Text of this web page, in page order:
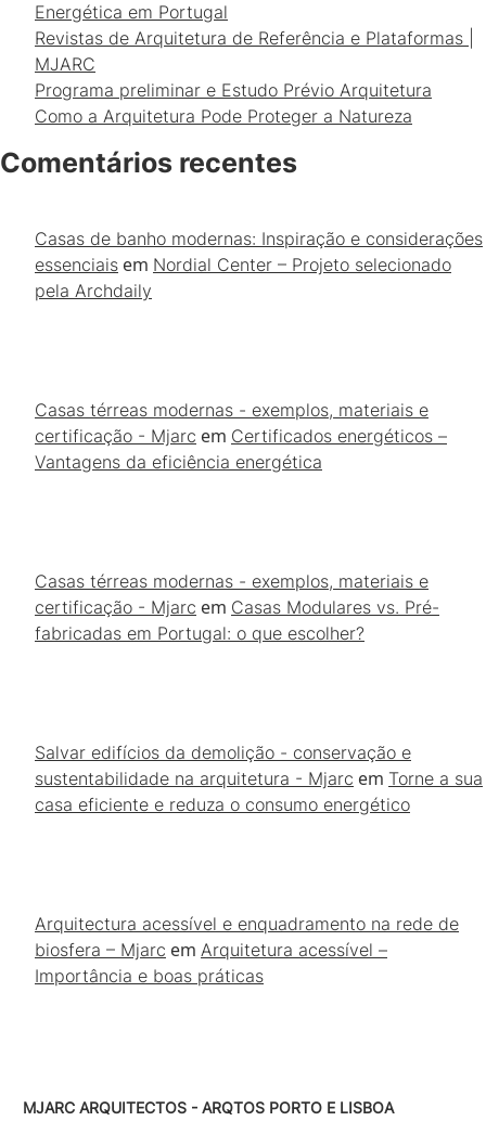
Energética em Portugal
Revistas de Arquitetura de Referência e Plataformas |
MJARC
Programa preliminar e Estudo Prévio Arquitetura
Como a Arquitetura Pode Proteger a Natureza
Comentários recentes
Casas de banho modernas: Inspiração e considerações
essenciais em Nordial Center – Projeto selecionado
pela Archdaily
Casas térreas modernas - exemplos, materiais e
certificação - Mjarc em Certificados energéticos –
Vantagens da eficiência energética
Casas térreas modernas - exemplos, materiais e
certificação - Mjarc em Casas Modulares vs. Pré-
fabricadas em Portugal: o que escolher?
Salvar edifícios da demolição - conservação e
sustentabilidade na arquitetura - Mjarc em Torne a sua
casa eficiente e reduza o consumo energético
Arquitectura acessível e enquadramento na rede de
biosfera – Mjarc em Arquitetura acessível –
Importância e boas práticas
MJARC ARQUITECTOS - ARQTOS PORTO E LISBOA